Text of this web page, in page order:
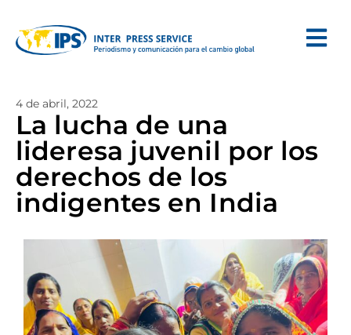
4 de abril, 2022
La lucha de una
lideresa juvenil por los
derechos de los
indigentes en India